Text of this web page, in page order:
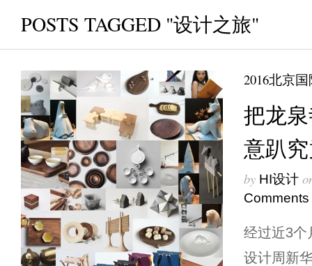
POSTS TAGGED "设计之旅"
2016北京
把龙
意趴
by HI设计
Comments
经过近3个
设计周新